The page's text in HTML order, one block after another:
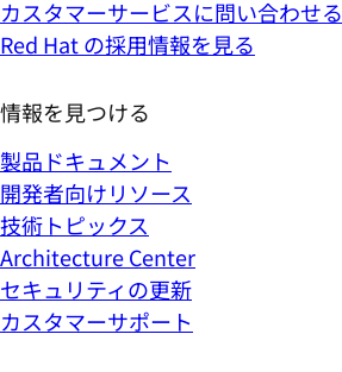
カスタマーサービスに問い合わせる
Red Hat の採用情報を見る
情報を見つける
製品ドキュメント
開発者向けリソース
技術トピックス
Architecture Center
セキュリティの更新
カスタマーサポート